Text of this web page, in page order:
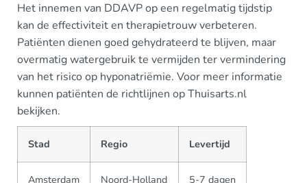
Het innemen van DDAVP op een regelmatig tijdstip
kan de effectiviteit en therapietrouw verbeteren.
Patiënten dienen goed gehydrateerd te blijven, maar
overmatig watergebruik te vermijden ter vermindering
van het risico op hyponatriëmie. Voor meer informatie
kunnen patiënten de richtlijnen op Thuisarts.nl
bekijken.
Stad Regio Levertijd
Amsterdam Noord-Holland 5-7 dagen